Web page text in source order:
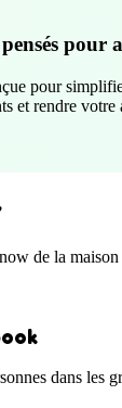
pour
pour
et rendre votre
de la maison
dans les